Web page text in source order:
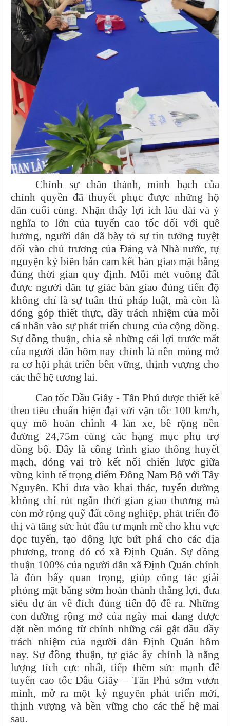
Chính sự chân thành, minh bạch của
chính quyền đã thuyết phục được những hộ
dân cuối cùng. Nhận thấy lợi ích lâu dài và ý
nghĩa to lớn của tuyến cao tốc đối với quê
hương, người dân đã bày tỏ sự tin tưởng tuyệt
đối vào chủ trương của Đảng và Nhà nước, tự
nguyện ký biên bản cam kết bàn giao mặt bằng
đúng thời gian quy định. Mỗi mét vuông đất
được người dân tự giác bàn giao đúng tiến độ
không chỉ là sự tuân thủ pháp luật, mà còn là
đóng góp thiết thực, đầy trách nhiệm của mỗi
cá nhân vào sự phát triển chung của cộng đồng.
Sự đồng thuận, chia sẻ những cái lợi trước mắt
của người dân hôm nay chính là nền móng mở
ra cơ hội phát triển bền vững, thịnh vượng cho
các thế hệ tương lai.
Cao tốc Dầu Giây - Tân Phú được thiết kế
theo tiêu chuẩn hiện đại với vận tốc 100 km/h,
quy mô hoàn chỉnh 4 làn xe, bề rộng nền
đường 24,75m cùng các hạng mục phụ trợ
đồng bộ. Đây là công trình giao thông huyết
mạch, đóng vai trò kết nối chiến lược giữa
vùng kinh tế trọng điểm Đông Nam Bộ với Tây
Nguyên. Khi đưa vào khai thác, tuyến đường
không chỉ rút ngắn thời gian giao thương mà
còn mở rộng quỹ đất công nghiệp, phát triển đô
thị và tăng sức hút đầu tư mạnh mẽ cho khu vực
dọc tuyến, tạo động lực bứt phá cho các địa
phương, trong đó có xã Định Quán. Sự đồng
thuận 100% của người dân xã Định Quán chính
là đòn bẩy quan trọng, giúp công tác giải
phóng mặt bằng sớm hoàn thành thắng lợi, đưa
siêu dự án về đích đúng tiến độ đề ra. Những
con đường rộng mở của ngày mai đang được
đặt nền móng từ chính những cái gật đầu đầy
trách nhiệm của người dân Định Quán hôm
nay. Sự đồng thuận, tự giác ấy chính là năng
lượng tích cực nhất, tiếp thêm sức mạnh để
tuyến cao tốc Dầu Giây – Tân Phú sớm vươn
mình, mở ra một kỷ nguyên phát triển mới,
thịnh vượng và bền vững cho các thế hệ mai
sau.